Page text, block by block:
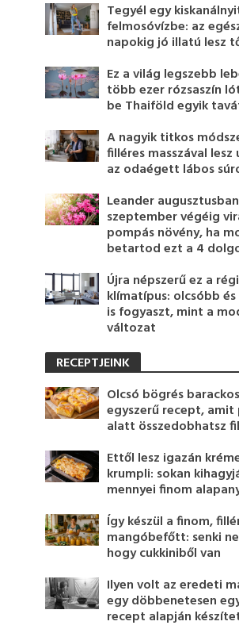
Tegyél egy
felmosóvízbe: az
napokig jó illatú lesz
Ez a világ legszebb
több ezer rózsaszín
be Thaiföld egyik
A nagyik titkos
filléres masszával
az odaégett lábos
Leander
szeptember végéig
pompás növény, ha
betartod ezt a 4
Újra népszerű ez a régi
klímatípus: olcsóbb
is fogyaszt, mint a
változat
RECEPTJEINK
Olcsó bögrés
egyszerű recept,
alatt összedobhatsz
Ettől lesz igazán
krumpli: sokan
mennyei finom
Így készül a finom,
mangóbefőtt: senki
hogy cukkiniből van
Ilyen volt az eredeti
egy döbbenetesen
recept alapján